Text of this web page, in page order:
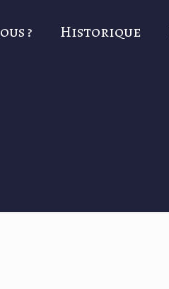
? Historique